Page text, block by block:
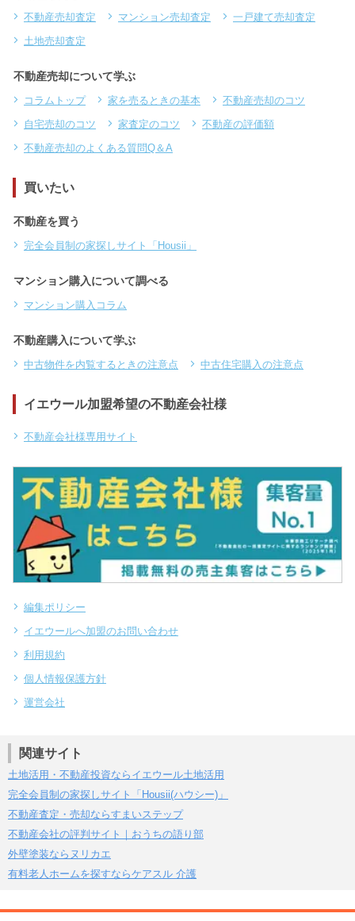
不動産売却査定 マンション売却査定
一戸建て売却査定
土地売却査定
不動産売却について学ぶ
コラムトップ 家を売るときの基本
不動産売却のコツ
自宅売却のコツ
家査定のコツ
不動産の評価額
不動産売却のよくある質問Q＆A
買いたい
不動産を買う
完全会員制の家探しサイト「Housii」
マンション購入について調べる
マンション購入コラム
不動産購入について学ぶ
中古物件を内覧するときの注意点 中古住宅購入の注意点
イエウール加盟希望の不動産会社様
不動産会社様専用サイト
編集ポリシー
イエウールへ加盟のお問い合わせ
利用規約
個人情報保護方針
運営会社
関連サイト
土地活用・不動産投資ならイエウール土地活用
完全会員制の家探しサイト「Housii(ハウシー)」
不動産査定・売却ならすまいステップ
不動産会社の評判サイト｜おうちの語り部
外壁塗装ならヌリカエ
有料老人ホームを探すならケアスル 介護